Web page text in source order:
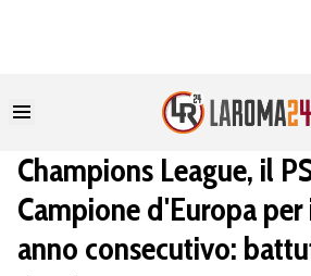
Champions League, il
Campione d'Europa
anno consecutivo: